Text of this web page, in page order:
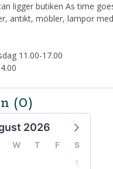
ligger butiken As time
antikt, möbler, lampor
11.00-17.00
(0)
2026
W T F
S
1